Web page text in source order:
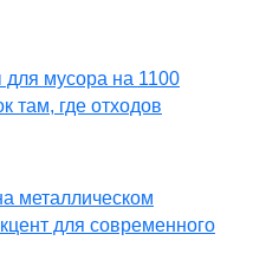
мусора на 1100
там, где отходов
металлическом
для современного